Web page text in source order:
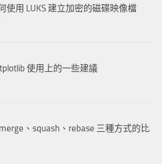
使用 LUKS 建立加密的磁碟映像檔
使用上的一些建議
、squash、rebase 三種方式的比